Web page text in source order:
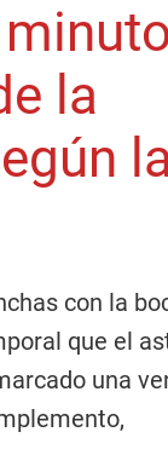
la
con la
que el
una